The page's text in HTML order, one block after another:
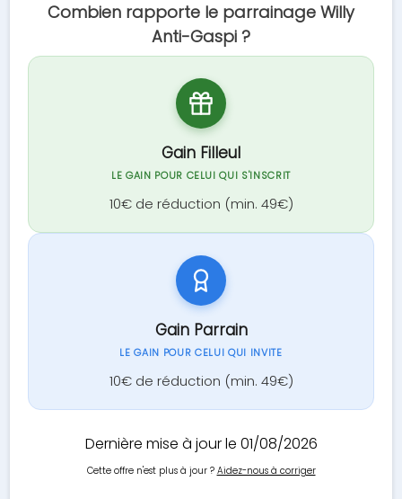
Combien rapporte le parrainage Willy
Anti-Gaspi ?
Gain Filleul
LE GAIN POUR CELUI QUI S'INSCRIT
10€ de réduction (min. 49€)
Gain Parrain
LE GAIN POUR CELUI QUI INVITE
10€ de réduction (min. 49€)
Dernière mise à jour le 01/08/2026
Cette offre n'est plus à jour ? Aidez-nous à corriger